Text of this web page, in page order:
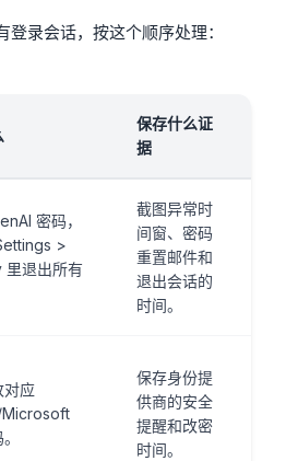
录会话，按这个顺序处理：
保存什么证
据
密码，
>
里退出所有
截图异常时
间窗、密码
重置邮件和
退出会话的
时间。
对应
保存身份提
供商的安全
提醒和改密
时间。